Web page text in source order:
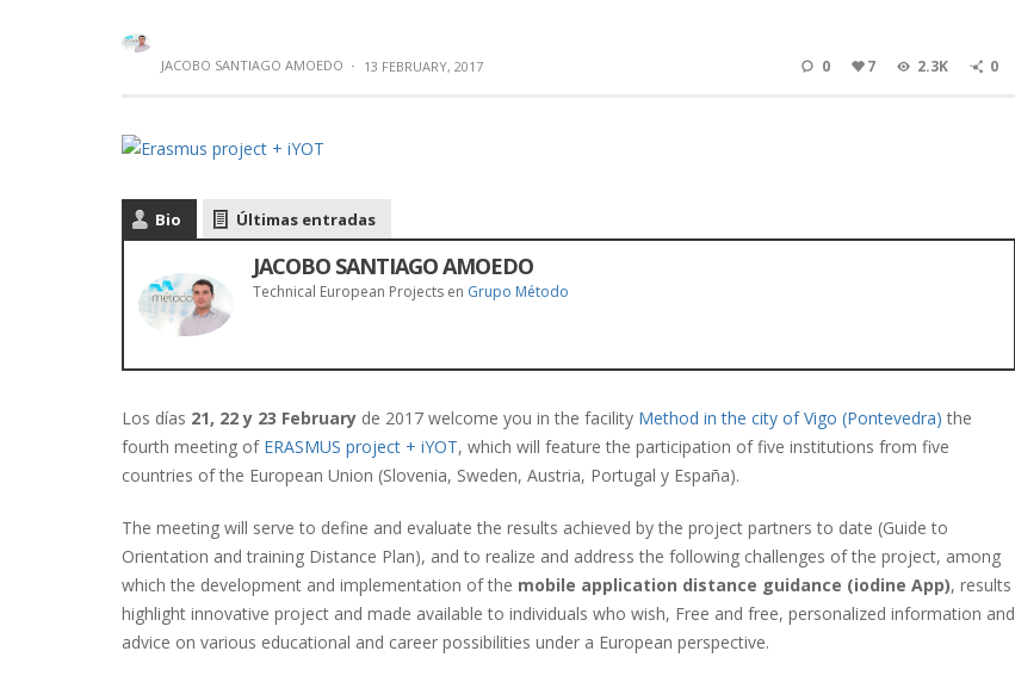
JACOBO SANTIAGO AMOEDO · 13 FEBRUARY, 2017 0 7 2.3K 0
Bio Últimas entradas
JACOBO SANTIAGO AMOEDO
Technical European Projects en Grupo Método
Los días 21, 22 y 23 February de 2017 welcome you in the facility Method in the city of Vigo (Pontevedra) the
fourth meeting of ERASMUS project + iYOT, which will feature the participation of five institutions from five
countries of the European Union (Slovenia, Sweden, Austria, Portugal y España).
The meeting will serve to define and evaluate the results achieved by the project partners to date (Guide to
Orientation and training Distance Plan), and to realize and address the following challenges of the project, among
which the development and implementation of the mobile application distance guidance (iodine App), results
highlight innovative project and made available to individuals who wish, Free and free, personalized information and
advice on various educational and career possibilities under a European perspective.